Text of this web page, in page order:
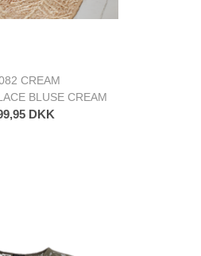
CREAM
BLUSE CREAM
DKK